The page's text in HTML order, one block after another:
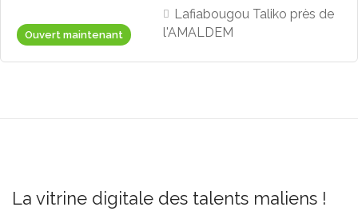
Ouvert maintenant
Lafiabougou Taliko près de
l'AMALDEM
La vitrine digitale des talents maliens !